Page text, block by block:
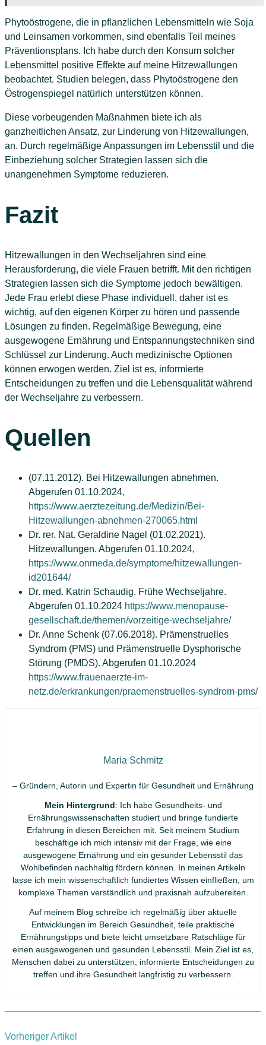
Phytoöstrogene, die in pflanzlichen Lebensmitteln wie Soja
und Leinsamen vorkommen, sind ebenfalls Teil meines
Präventionsplans. Ich habe durch den Konsum solcher
Lebensmittel positive Effekte auf meine Hitzewallungen
beobachtet. Studien belegen, dass Phytoöstrogene den
Östrogenspiegel natürlich unterstützen können.
Diese vorbeugenden Maßnahmen biete ich als
ganzheitlichen Ansatz, zur Linderung von Hitzewallungen,
an. Durch regelmäßige Anpassungen im Lebensstil und die
Einbeziehung solcher Strategien lassen sich die
unangenehmen Symptome reduzieren.
Fazit
Hitzewallungen in den Wechseljahren sind eine
Herausforderung, die viele Frauen betrifft. Mit den richtigen
Strategien lassen sich die Symptome jedoch bewältigen.
Jede Frau erlebt diese Phase individuell, daher ist es
wichtig, auf den eigenen Körper zu hören und passende
Lösungen zu finden. Regelmäßige Bewegung, eine
ausgewogene Ernährung und Entspannungstechniken sind
Schlüssel zur Linderung. Auch medizinische Optionen
können erwogen werden. Ziel ist es, informierte
Entscheidungen zu treffen und die Lebensqualität während
der Wechseljahre zu verbessern.
Quellen
(07.11.2012). Bei Hitzewallungen abnehmen.
Abgerufen 01.10.2024,
https://www.aerztezeitung.de/Medizin/Bei-
Hitzewallungen-abnehmen-270065.html
Dr. rer. Nat. Geraldine Nagel (01.02.2021).
Hitzewallungen. Abgerufen 01.10.2024,
https://www.onmeda.de/symptome/hitzewallungen-
id201644/
Dr. med. Katrin Schaudig. Frühe Wechseljahre.
Abgerufen 01.10.2024 https://www.menopause-
gesellschaft.de/themen/vorzeitige-wechseljahre/
Dr. Anne Schenk (07.06.2018). Prämenstruelles
Syndrom (PMS) und Prämenstruelle Dysphorische
Störung (PMDS). Abgerufen 01.10.2024
https://www.frauenaerzte-im-
netz.de/erkrankungen/praemenstruelles-syndrom-pms/
Maria Schmitz
– Gründern, Autorin und Expertin für Gesundheit und Ernährung
Mein Hintergrund: Ich habe Gesundheits- und
Ernährungswissenschaften studiert und bringe fundierte
Erfahrung in diesen Bereichen mit. Seit meinem Studium
beschäftige ich mich intensiv mit der Frage, wie eine
ausgewogene Ernährung und ein gesunder Lebensstil das
Wohlbefinden nachhaltig fördern können. In meinen Artikeln
lasse ich mein wissenschaftlich fundiertes Wissen einfließen, um
komplexe Themen verständlich und praxisnah aufzubereiten.
Auf meinem Blog schreibe ich regelmäßig über aktuelle
Entwicklungen im Bereich Gesundheit, teile praktische
Ernährungstipps und biete leicht umsetzbare Ratschläge für
einen ausgewogenen und gesunden Lebensstil. Mein Ziel ist es,
Menschen dabei zu unterstützen, informierte Entscheidungen zu
treffen und ihre Gesundheit langfristig zu verbessern.
Vorheriger Artikel